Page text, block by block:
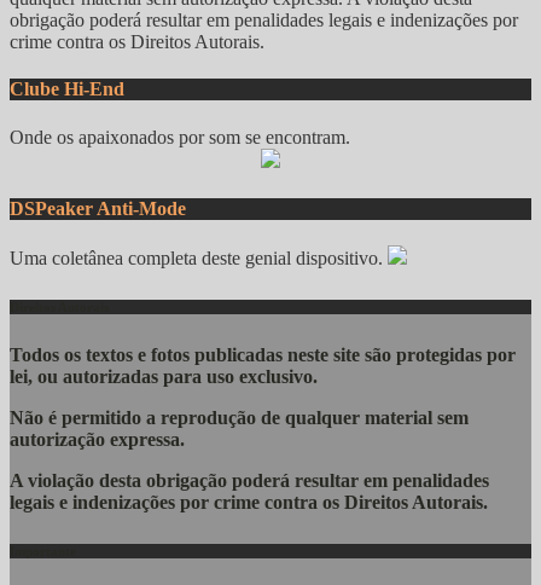
obrigação poderá resultar em penalidades legais e indenizações por
crime contra os Direitos Autorais.
Clube Hi-End
Onde os apaixonados por som se encontram.
DSPeaker Anti-Mode
Uma coletânea completa deste genial dispositivo.
Todos os textos e fotos publicadas neste site são protegidas por
lei, ou autorizadas para uso exclusivo.
Não é permitido a reprodução de qualquer material sem
autorização expressa.
A violação desta obrigação poderá resultar em penalidades
legais e indenizações por crime contra os Direitos Autorais.